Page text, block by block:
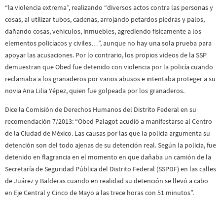
“la violencia extrema”, realizando “diversos actos contra las personas y
cosas, al utilizar tubos, cadenas, arrojando petardos piedras y palos,
dañando cosas, vehículos, inmuebles, agrediendo físicamente a los
elementos policíacos y civiles…”, aunque no hay una sola prueba para
apoyar las acusaciones. Por lo contrario, los propios videos de la SSP
demuestran que Obed fue detenido con violencia por la policía cuando
reclamaba a los granaderos por varios abusos e intentaba proteger a su
novia Ana Lilia Yépez, quien fue golpeada por los granaderos.
Dice la Comisión de Derechos Humanos del Distrito Federal en su
recomendación 7/2013: “Obed Palagot acudió a manifestarse al Centro
de la Ciudad de México. Las causas por las que la policía argumenta su
detención son del todo ajenas de su detención real. Según la policía, fue
detenido en flagrancia en el momento en que dañaba un camión de la
Secretaría de Seguridad Pública del Distrito Federal (SSPDF) en las calles
de Juárez y Balderas cuando en realidad su detención se llevó a cabo
en Eje Central y Cinco de Mayo a las trece horas con 51 minutos”.